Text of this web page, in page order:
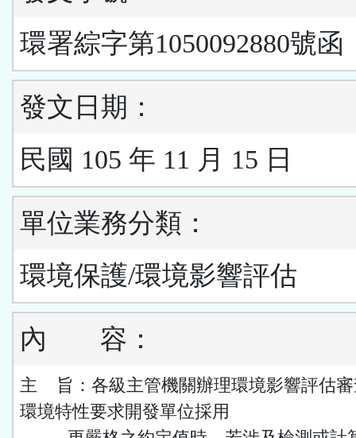
環署綜字第1050092880號函
發文日期：
民國 105 年 11 月 15 日
單位業務分類：
環境保護/環境影響評估
內 容：
主 旨：各級主管機關辦理環境影響評估
環境特性要求開發單位採用